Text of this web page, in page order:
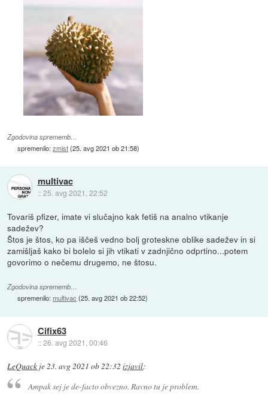
Zgodovina sprememb…
spremenilo:zmist(25. avg 2021 ob 21:58)
multivac
::25. avg 2021, 22:52
Tovariš pfizer, imate vi slučajno kak fetiš na analno vtikanje
sadežev?
Štos je štos, ko pa iščeš vedno bolj groteskne oblike sadežev in si
zamišljaš kako bi bolelo si jih vtikati v zadnjično odprtino...potem
govorimo o nečemu drugemo, ne štosu.
Zgodovina sprememb…
spremenilo:multivac (25. avg 2021 ob 22:52)
Cifix63
::26. avg 2021, 00:46
LeQuack je23. avg 2021 ob 22:32 izjavil:
Ampak sej je de-facto obvezno. Ravno tu je problem.